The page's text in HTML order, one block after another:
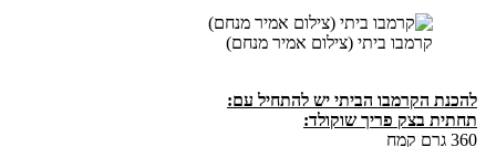
קרמבו ביתי (צילום אמיר מנחם)
להכנת הקרמבו הביתי יש להתחיל עם:
תחתית בצק פריך שוקולד:
360 גרם קמח